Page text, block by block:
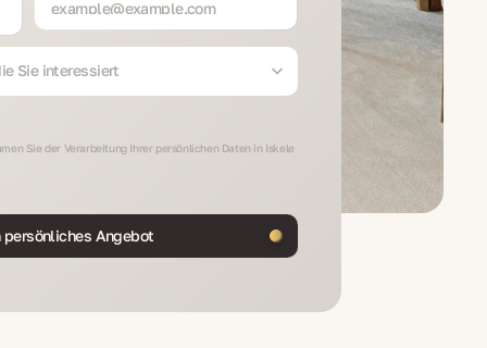
Sie interessiert
Sie der Verarbeitung Ihrer persönlichen Daten in Iskele
persönliches Angebot